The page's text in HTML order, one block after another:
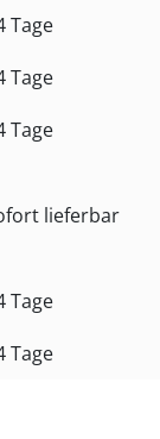
Tage
Tage
Tage
lieferbar
Tage
Tage